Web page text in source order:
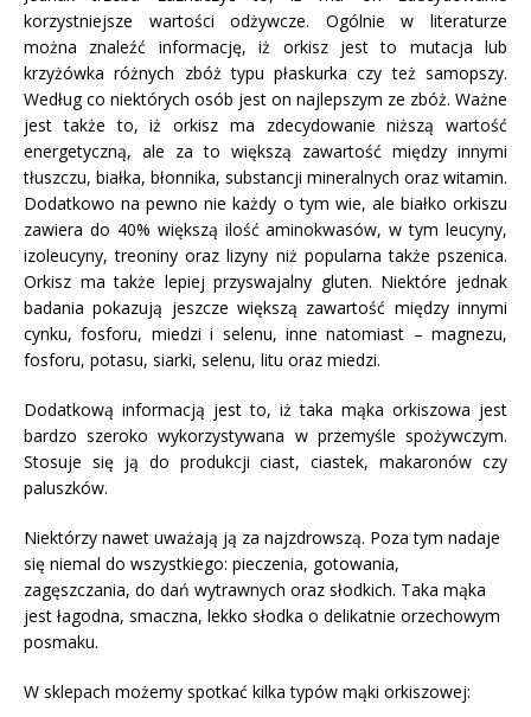
korzystniejsze wartości odżywcze. Ogólnie w literaturze
można znaleźć informację, iż orkisz jest to mutacja lub
krzyżówka różnych zbóż typu płaskurka czy też samopszy.
Według co niektórych osób jest on najlepszym ze zbóż. Ważne
jest także to, iż orkisz ma zdecydowanie niższą wartość
energetyczną, ale za to większą zawartość między innymi
tłuszczu, białka, błonnika, substancji mineralnych oraz witamin.
Dodatkowo na pewno nie każdy o tym wie, ale białko orkiszu
zawiera do 40% większą ilość aminokwasów, w tym leucyny,
izoleucyny, treoniny oraz lizyny niż popularna także pszenica.
Orkisz ma także lepiej przyswajalny gluten. Niektóre jednak
badania pokazują jeszcze większą zawartość między innymi
cynku, fosforu, miedzi i selenu, inne natomiast – magnezu,
fosforu, potasu, siarki, selenu, litu oraz miedzi.
Dodatkową informacją jest to, iż taka mąka orkiszowa jest
bardzo szeroko wykorzystywana w przemyśle spożywczym.
Stosuje się ją do produkcji ciast, ciastek, makaronów czy
paluszków.
Niektórzy nawet uważają ją za najzdrowszą. Poza tym nadaje
się niemal do wszystkiego: pieczenia, gotowania,
zagęszczania, do dań wytrawnych oraz słodkich. Taka mąka
jest łagodna, smaczna, lekko słodka o delikatnie orzechowym
posmaku.
W sklepach możemy spotkać kilka typów mąki orkiszowej: